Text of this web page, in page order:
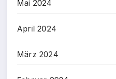
Mai 2024
April 2024
März 2024